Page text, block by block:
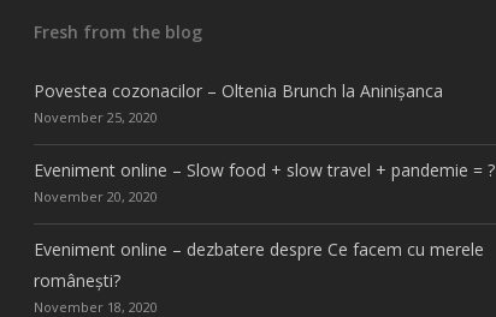
Fresh from the blog
Povestea cozonacilor – Oltenia Brunch la Aninișanca
November 25, 2020
Eveniment online – Slow food + slow travel + pandemie = ?
November 20, 2020
Eveniment online – dezbatere despre Ce facem cu merele
românești?
November 18, 2020